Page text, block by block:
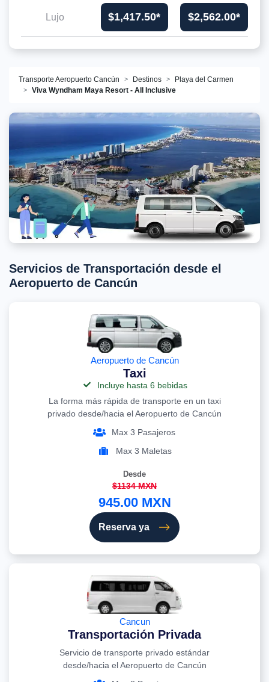
Transporte Aeropuerto Cancún Destinos
Playa del Carmen
Viva Wyndham Maya Resort - All Inclusive
Servicios de Transportación desde el
Aeropuerto de Cancún
Aeropuerto de Cancún
Taxi
Incluye hasta 6 bebidas
La forma más rápida de transporte en un taxi
privado desde/hacia el Aeropuerto de Cancún
Max 3 Pasajeros
Max 3 Maletas
Desde
$1134 MXN
945.00 MXN
Reserva ya
Cancun
Transportación Privada
Servicio de transporte privado estándar
desde/hacia el Aeropuerto de Cancún
Lujo $1,417.50* $2,562.00*